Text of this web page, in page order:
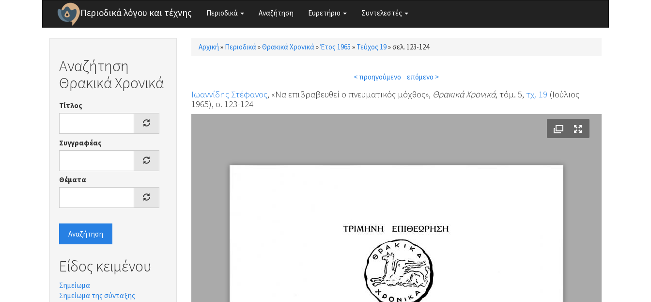
Παράκαμψη προς το κυρίως περιεχόμενο
Περιοδικά λόγου και τέχνης Περιοδικά Αναζήτηση Ευρετήριο Συντελεστές
Αναζήτηση
Θρακικά Χρονικά
Τίτλος
Συγγραφέας
Θέματα
Αναζήτηση
Είδος κειμένου
Σημείωμα
Σημείωμα της σύνταξης
Είστε εδώ
Αρχική » Περιοδικά»Θρακικά Χρονικά»Έτος 1965 » Τεύχος 19»σελ. 123-124
< προηγούμενο επόμενο >
Ιωαννίδης Στέφανος, «Να επιβραβευθεί ο πνευματικός μόχθος», Θρακικά Χρονικά, τόμ. 5, τχ. 19 (Ιούλιος
1965), σ. 123-124